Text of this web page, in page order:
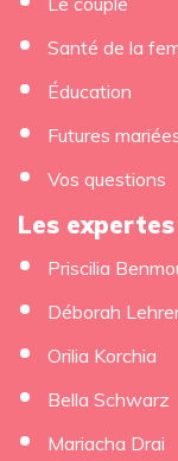
Santé de la
Éducation
Futures
Vos questions
Les
Priscilia
Déborah
Orilia Korchia
Bella Schwarz
Mariacha Drai